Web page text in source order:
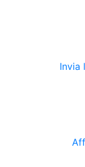
Invia